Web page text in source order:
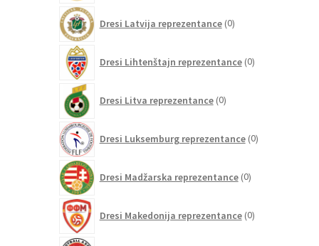
Dresi Latvija reprezentance 0izdelkov
Dresi Lihtenštajn reprezentance 0izdelkov
Dresi Litva reprezentance 0izdelkov
Dresi Luksemburg reprezentance 0izdelkov
Dresi Madžarska reprezentance 0izdelkov
Dresi Makedonija reprezentance 0izdelkov